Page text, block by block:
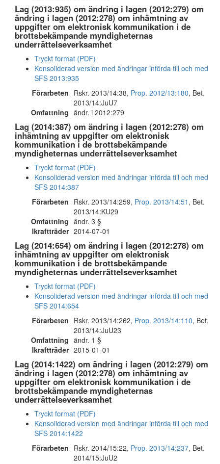
Lag (2013:935) om ändring i lagen (2012:279) om
ändring i lagen (2012:278) om inhämtning av
uppgifter om elektronisk kommunikation i de
brottsbekämpande myndigheternas
underrättelseverksamhet
Tryckt format (PDF)
Konsoliderad version med ändringar införda till och med
SFS 2013:935
Förarbeten Rskr. 2013/14:38, Prop. 2012/13:180, Bet.
2013/14:JuU7
Omfattning ändr. i 2012:279
Lag (2014:387) om ändring i lagen (2012:278) om
inhämtning av uppgifter om elektronisk
kommunikation i de brottsbekämpande
myndigheternas underrättelseverksamhet
Tryckt format (PDF)
Konsoliderad version med ändringar införda till och med
SFS 2014:387
Förarbeten Rskr. 2013/14:259, Prop. 2013/14:51 , Bet.
2013/14:KU29
Omfattning ändr. 3 §
Ikraftträder 2014-07-01
Lag (2014:654) om ändring i lagen (2012:278) om
inhämtning av uppgifter om elektronisk
kommunikation i de brottsbekämpande
myndigheternas underrättelseverksamhet
Tryckt format (PDF)
Konsoliderad version med ändringar införda till och med
SFS 2014:654
Förarbeten Rskr. 2013/14:262, Prop. 2013/14:110, Bet.
2013/14:JuU23
Omfattning ändr. 1 §
Ikraftträder 2015-01-01
Lag (2014:1422) om ändring i lagen (2012:279) om
ändring i lagen (2012:278) om inhämtning av
uppgifter om elektronisk kommunikation i de
brottsbekämpande myndigheternas
underrättelseverksamhet
Tryckt format (PDF)
Konsoliderad version med ändringar införda till och med
SFS 2014:1422
Förarbeten Rskr. 2014/15:22, Prop. 2013/14:237, Bet.
2014/15:JuU2